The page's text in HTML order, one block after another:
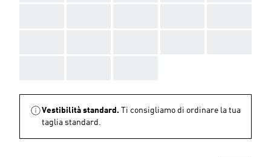
Vestibilità standard.
Ti consigliamo di ordinare la tua
taglia standard.